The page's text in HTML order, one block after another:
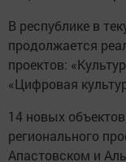
В республике в
продолжается
проектов:
«Цифровая
14 новых
регионального
Апастовском и